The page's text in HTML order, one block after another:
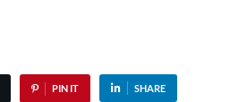
PIN IT SHARE